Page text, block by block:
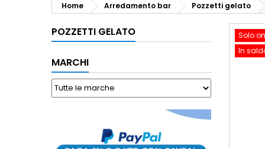
Home Arredamento bar Pozzetti gelato
POZZETTI GELATO
MARCHI
Solo
In